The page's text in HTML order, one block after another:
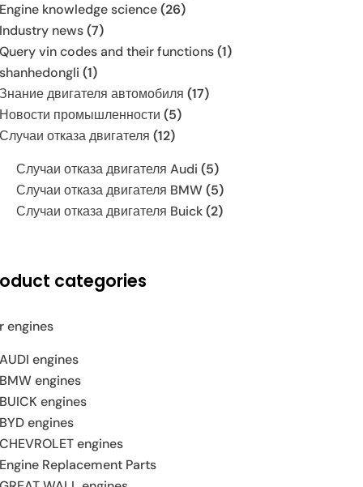
Engine knowledge science(26)
Industry news(7)
Query vin codes and their functions(1)
shanhedongli (1)
Знание двигателя автомобиля (17)
Новости промышленности (5)
Случаи отказа двигателя (12)
Случаи отказа двигателя Audi (5)
Случаи отказа двигателя BMW(5)
Случаи отказа двигателя Buick(2)
categories
engines
AUDI engines
BMW engines
BUICK engines
BYD engines
CHEVROLET engines
Engine Replacement Parts